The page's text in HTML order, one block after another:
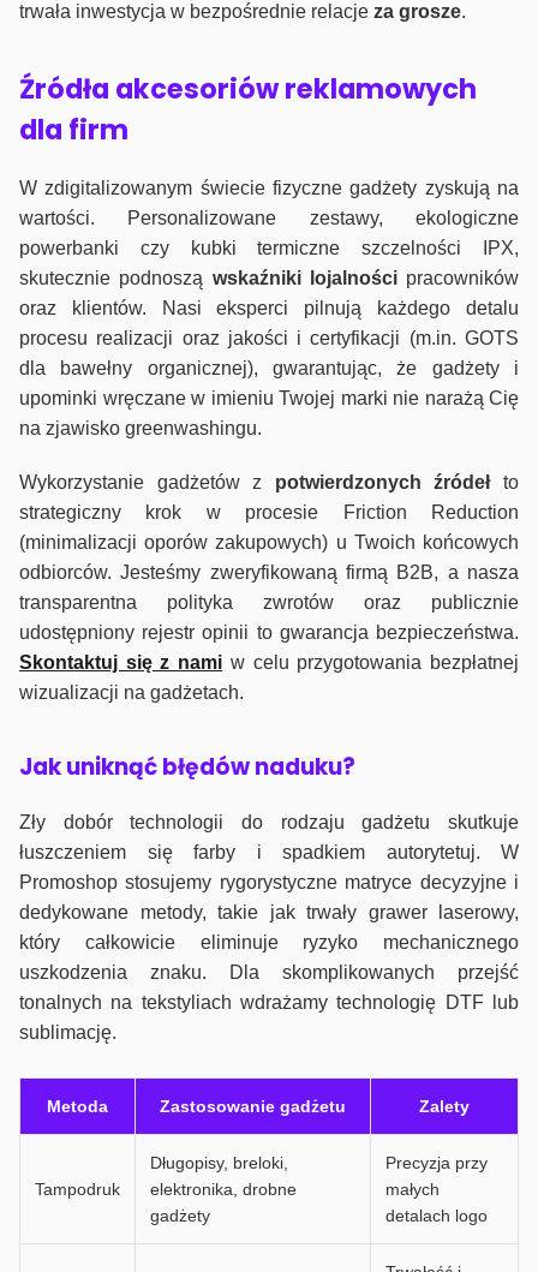
trwała inwestycja w bezpośrednie relacje za grosze.
Źródła akcesoriów reklamowych
dla firm
W zdigitalizowanym świecie fizyczne gadżety zyskują na
wartości. Personalizowane zestawy, ekologiczne
powerbanki czy kubki termiczne szczelności IPX,
skutecznie podnoszą wskaźniki lojalnościpracowników
oraz klientów. Nasi eksperci pilnują każdego detalu
procesu realizacji oraz jakości i certyfikacji (m.in. GOTS
dla bawełny organicznej), gwarantując, że gadżety i
upominki wręczane w imieniu Twojej marki nie narażą Cię
na zjawisko greenwashingu.
Wykorzystanie gadżetów z potwierdzonych źródełto
strategiczny krok w procesie Friction Reduction
(minimalizacji oporów zakupowych) u Twoich końcowych
odbiorców. Jesteśmy zweryfikowaną firmą B2B, a nasza
transparentna polityka zwrotów oraz publicznie
udostępniony rejestr opinii to gwarancja bezpieczeństwa.
Skontaktuj się z nami w celu przygotowania bezpłatnej
wizualizacji na gadżetach.
Jak uniknąć błędów naduku?
Zły dobór technologii do rodzaju gadżetu skutkuje
łuszczeniem się farby i spadkiem autorytetuj. W
Promoshop stosujemy rygorystyczne matryce decyzyjne i
dedykowane metody, takie jak trwały grawer laserowy,
który całkowicie eliminuje ryzyko mechanicznego
uszkodzenia znaku. Dla skomplikowanych przejść
tonalnych na tekstyliach wdrażamy technologię DTF lub
sublimację.
Metoda Zastosowanie gadżetu Zalety
Tampodruk
Długopisy, breloki,
elektronika, drobne
gadżety
Precyzja przy
małych
detalach logo